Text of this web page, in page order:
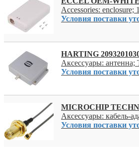
Accessories:
Условия поставки
HARTING
Аксессуары:
Условия поставки
MICROCHIP
Аксессуары: кабель-
Условия поставки